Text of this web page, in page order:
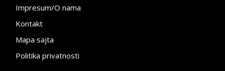
Impresum/O nama
Kontakt
Mapa sajta
Politika privatnosti